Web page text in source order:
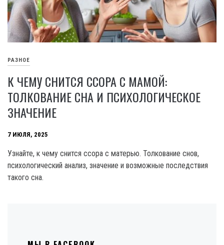
РАЗНОЕ
К ЧЕМУ СНИТСЯ ССОРА С МАМОЙ:
ТОЛКОВАНИЕ СНА И ПСИХОЛОГИЧЕСКОЕ
ЗНАЧЕНИЕ
7 ИЮЛЯ, 2025
Узнайте, к чему снится ссора с матерью. Толкование снов,
психологический анализ, значение и возможные последствия
такого сна.